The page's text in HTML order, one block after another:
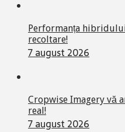
Performanța
recoltare!
7 august 2026
Cropwise Imagery vă
real!
7 august 2026